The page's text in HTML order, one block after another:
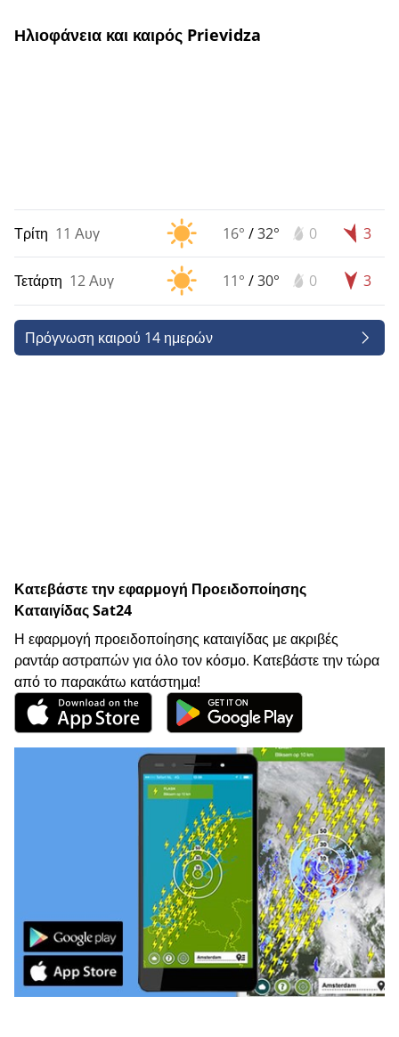
Ηλιοφάνεια και καιρός Prievidza
Τρίτη 11 Αυγ 16° /32° 0 3
Τετάρτη 12 Αυγ 11° /30° 0 3
Πρόγνωση καιρού 14 ημερών
Κατεβάστε την εφαρμογή Προειδοποίησης
Καταιγίδας Sat24
Η εφαρμογή προειδοποίησης καταιγίδας με ακριβές
ραντάρ αστραπών για όλο τον κόσμο. Κατεβάστε την τώρα
από το παρακάτω κατάστημα!